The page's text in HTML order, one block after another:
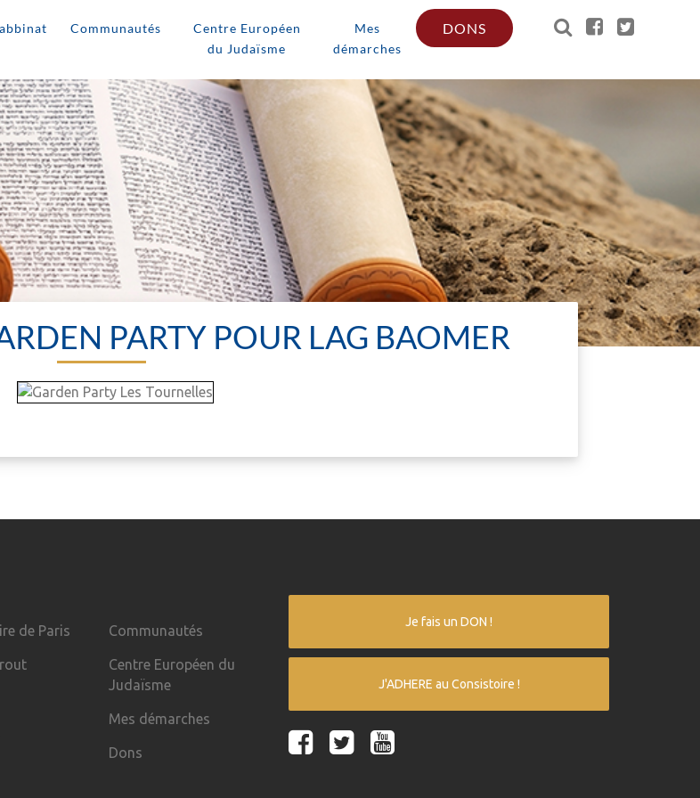
Communautés
Centre Européen
du Judaïsme
Mes
démarches
DONS
PARTY POUR LAG BAOMER
de Paris Communautés
Centre Européen du
Judaïsme
Mes démarches
Dons
Je fais un DON !
J'ADHERE au Consistoire !